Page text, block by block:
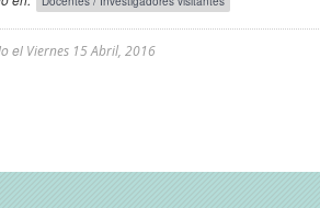
el Viernes 15 Abril, 2016